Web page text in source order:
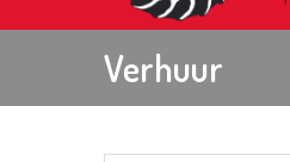
Verhuur